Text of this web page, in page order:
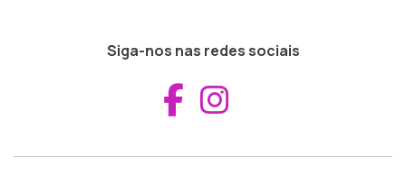
Siga-nos nas redes sociais
Aceder ao